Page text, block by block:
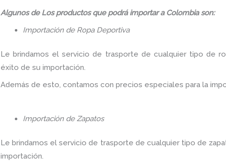
Algunos de Los productos que podrá importar a Colombia son:
Importación de Ropa Deportiva
Le brindamos el servicio de trasporte de cualquier tipo de
éxito de su importación.
Además de esto, contamos con precios especiales para la
Importación de Zapatos
Le brindamos el servicio de trasporte de cualquier tipo de
importación.